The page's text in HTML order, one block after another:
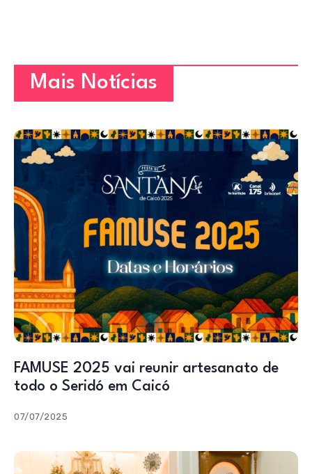
Mais Notícias
FAMUSE 2025 vai reunir artesanato de
todo o Seridó em Caicó
07/07/2025